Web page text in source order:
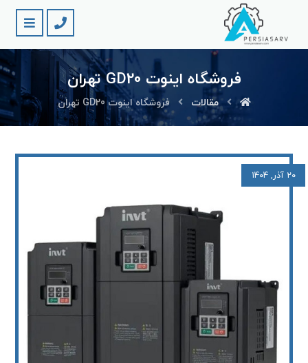
فروشگاه اینوت GD20 تهران
مقالات فروشگاه اینوت GD20 تهران
۲۰ آذر, ۱۴۰۴